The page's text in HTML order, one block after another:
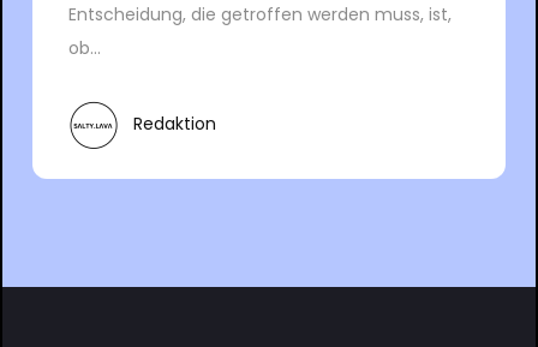
Entscheidung, die getroffen werden muss, ist,
ob...
Redaktion